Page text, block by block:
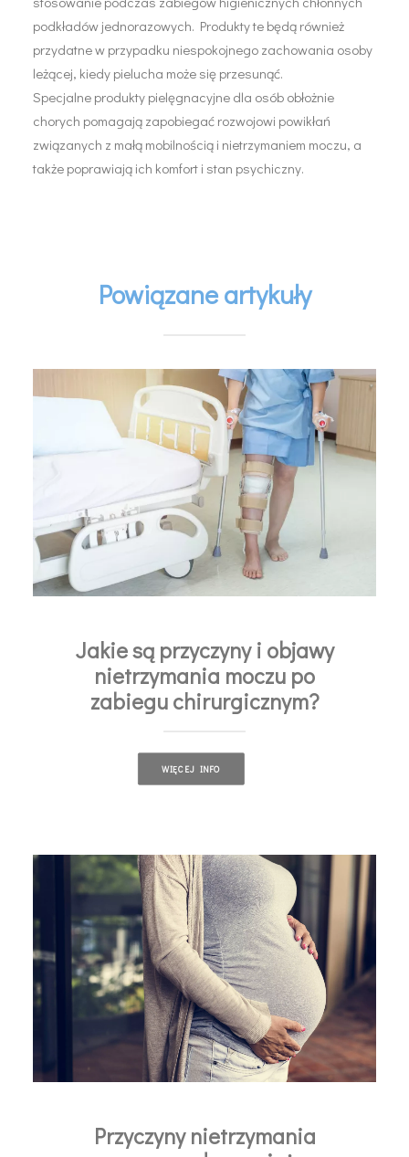
podkładów jednorazowych. Produkty te będą również
przydatne w przypadku niespokojnego zachowania osoby
leżącej, kiedy pielucha może się przesunąć.
Specjalne produkty pielęgnacyjne dla osób obłożnie
chorych pomagają zapobiegać rozwojowi powikłań
związanych z małą mobilnością i nietrzymaniem moczu, a
także poprawiają ich komfort i stan psychiczny.
Powiązane artykuły
Jakie są przyczyny i objawy
nietrzymania moczu po
zabiegu chirurgicznym?
WIĘCEJ INFO
Przyczyny nietrzymania